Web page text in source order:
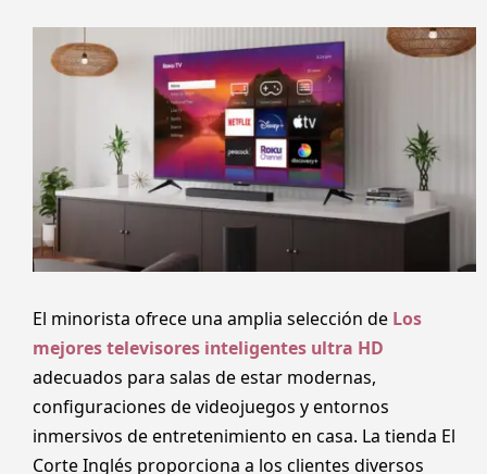
El minorista ofrece una amplia selección de Los
mejores televisores inteligentes ultra HD
adecuados para salas de estar modernas,
configuraciones de videojuegos y entornos
inmersivos de entretenimiento en casa. La tienda El
Corte Inglés proporciona a los clientes diversos